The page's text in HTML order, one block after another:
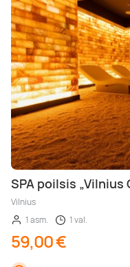
SPA poilsis „Vilnius
Vilnius
1 asm.
1 val.
59,00 €